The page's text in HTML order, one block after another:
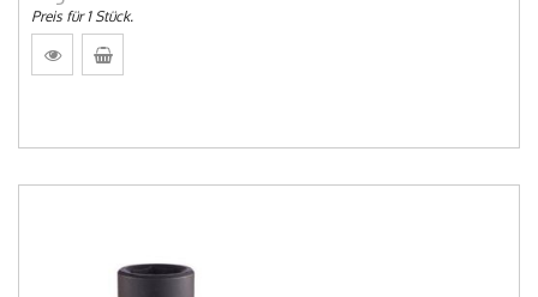
Preis für 1 Stück.